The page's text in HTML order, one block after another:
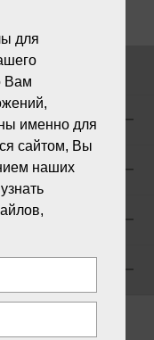
CONDITIONS
для
Вам
именно для
сайтом, Вы
наших